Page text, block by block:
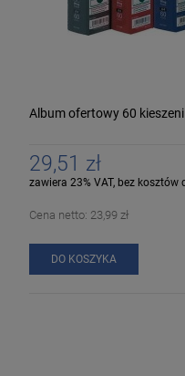
Album ofertowy 60 kieszeni
29,51 zł
zawiera 23% VAT, bez kosztów
Cena netto: 23,99 zł
DO KOSZYKA